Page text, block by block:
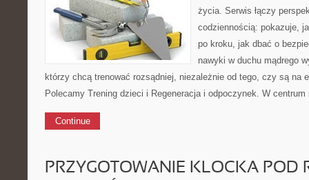
życia. Serwis łączy
codziennością: pokazuje,
po kroku, jak dbać o
nawyki w duchu mądrego
którzy chcą trenować rozsądniej, niezależnie od tego, czy są na
Polecamy Trening dzieci i Regeneracja i odpoczynek. W
Continue
PRZYGOTOWANIE KLOCKA POD